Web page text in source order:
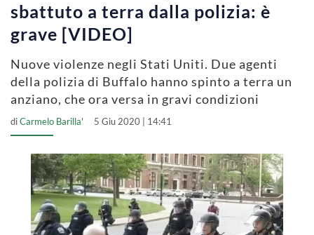
sbattuto a terra dalla polizia: è
grave [VIDEO]
Nuove violenze negli Stati Uniti. Due agenti
della polizia di Buffalo hanno spinto a terra un
anziano, che ora versa in gravi condizioni
diCarmelo Barilla' 5 Giu 2020 | 14:41